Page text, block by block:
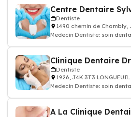
Centre Dentaire
Dentiste
1490 chemin de Chambly,
Medecin Dentiste: soin
Clinique Dentaire
Dentiste
1926, J4K 3T3 LONGUEUIL
Medecin Dentiste: soin
A La Clinique